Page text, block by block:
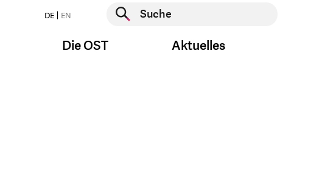
DE EN
Suche starten
Die OST Aktuelles